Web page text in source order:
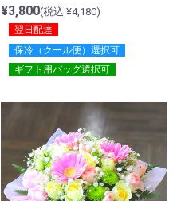
¥3,800(税込 ¥4,180)
翌日配達
保冷（クール便）選択可
ギフト用バッグ選択可